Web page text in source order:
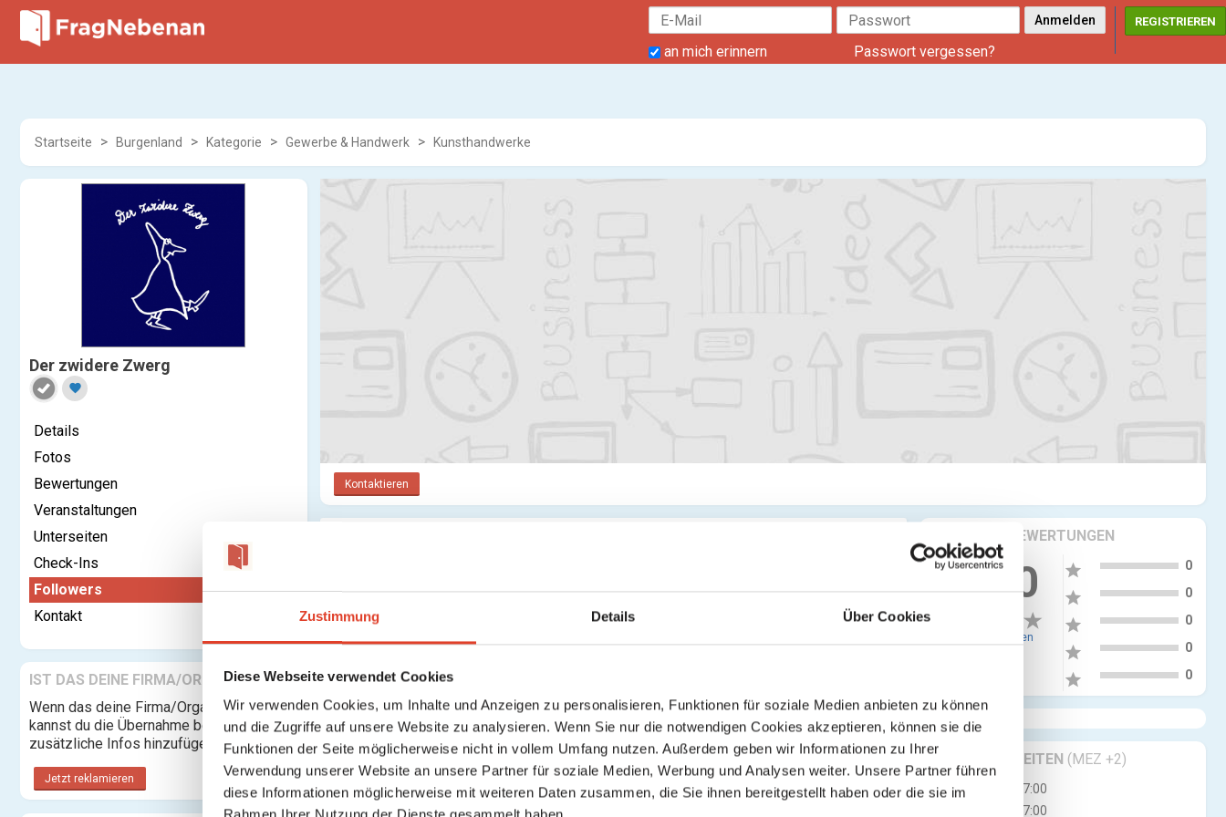
Zustimmung Details Über Cookies
Diese Webseite verwendet Cookies
Wir verwenden Cookies, um Inhalte und Anzeigen zu personalisieren, Funktionen für soziale Medien anbieten zu können
und die Zugriffe auf unsere Website zu analysieren. Wenn Sie nur die notwendigen Cookies akzeptieren, können sie die
Funktionen der Seite möglicherweise nicht in vollem Umfang nutzen. Außerdem geben wir Informationen zu Ihrer
Verwendung unserer Website an unsere Partner für soziale Medien, Werbung und Analysen weiter. Unsere Partner führen
diese Informationen möglicherweise mit weiteren Daten zusammen, die Sie ihnen bereitgestellt haben oder die sie im
an mich erinnern Passwort vergessen?
REGISTRIEREN
Startseite Burgenland Kategorie Gewerbe & Handwerk Kunsthandwerke
Der zwidere Zwerg
favorite
Details
Fotos
Bewertungen
Veranstaltungen
Unterseiten
Check-Ins
Followers
Kontakt
IST DAS DEINE FIRMA/ORGANISATION?
Wenn das deine Firma/Organisation ist,
kannst du die Übernahme beantragen und
zusätzliche Infos hinzufügen.
Jetzt reklamieren
Kontaktieren
KRITIKEN & BEWERTUNGEN
0.00
0 Bewertungen
star 0
star 0
star 0
star 0
star 0
GESCHÄFTSZEITEN (MEZ +2)
Mo
07:00 - 17:00
07:00 - 17:00
Keine weiteren Ergebnisse gefunden